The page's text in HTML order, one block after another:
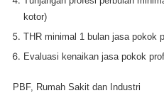
kotor)
THR minimal 1 bulan jasa pokok
Evaluasi kenaikan jasa pokok
PBF, Rumah Sakit dan Industri